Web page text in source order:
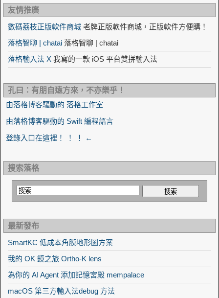
友情推廣
數碼荔枝正版軟件商城 老牌正版軟件商城，正版軟件方便購！
落格智聊 | chatai 落格智聊 | chatai
落格輸入法 X 我寫的一款 iOS 平台雙拼輸入法
孔曰：有朋自遠方來，不亦樂乎！
由落格博客驅動的 落格工作室
由落格博客驅動的 Swift 編程語言
登錄入口在這裡！ ！ ！ ←
搜索落格
最新發布
SmartKC 低成本角膜地形圖方案
我的 OK 鏡之旅 Ortho-K lens
為你的 AI Agent 添加記憶宮殿 mempalace
macOS 第三方輸入法debug 方法